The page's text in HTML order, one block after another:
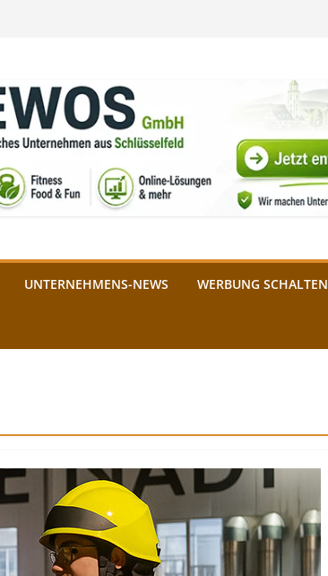
UNTERNEHMENS-NEWS WERBUNG SCHALTEN